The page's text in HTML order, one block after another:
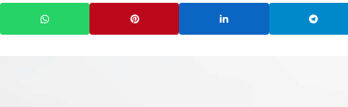
Güvenlik Uyarısı
admin